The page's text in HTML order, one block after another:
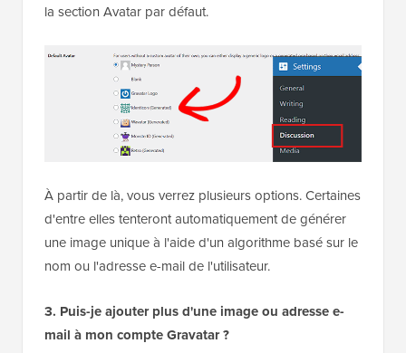
la section Avatar par défaut.
À partir de là, vous verrez plusieurs options. Certaines
d'entre elles tenteront automatiquement de générer
une image unique à l'aide d'un algorithme basé sur le
nom ou l'adresse e-mail de l'utilisateur.
3. Puis-je ajouter plus d'une image ou adresse e-
mail à mon compte Gravatar ?